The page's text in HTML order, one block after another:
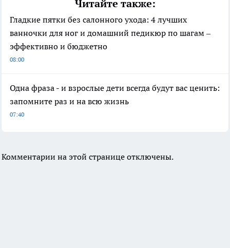
Читайте также:
Гладкие пятки без салонного ухода: 4 лучших
ванночки для ног и домашний педикюр по шагам –
эффективно и бюджетно
08:00
Одна фраза - и взрослые дети всегда будут вас ценить:
запомните раз и на всю жизнь
07:40
Комментарии на этой странице отключены.